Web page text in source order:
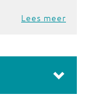
Lees meer